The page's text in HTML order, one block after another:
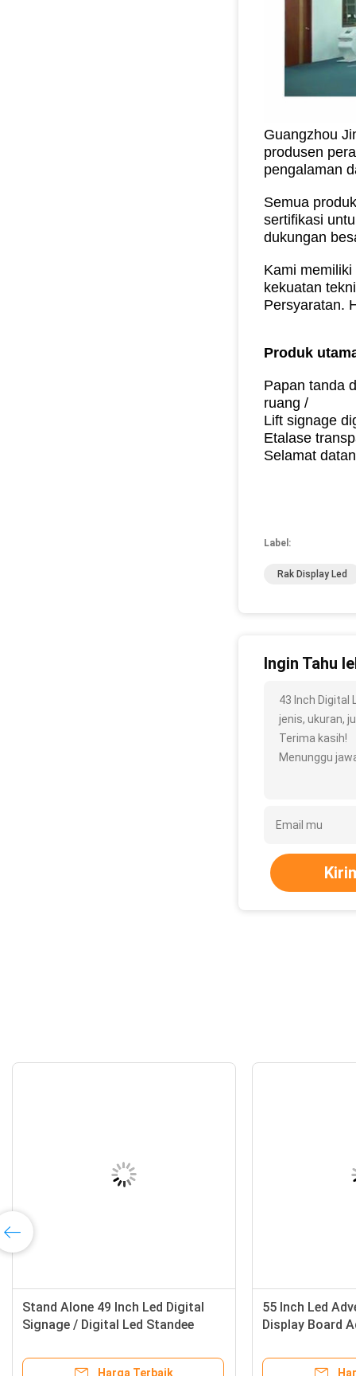
Guangzhou
produsen
pengalaman
Semua
sertifikasi
dukungan
Kami
kekuatan
Persyaratan.
Produk
Papan tanda
ruang /
Lift signage
Etalase
Selamat
Label:
Rak Display Led
Ingin Tahu
43 Inch Digital
jenis, ukuran,
Terima kasih!
Menunggu
Stand Alone 49 Inch Led Digital
Signage / Digital Led Standee